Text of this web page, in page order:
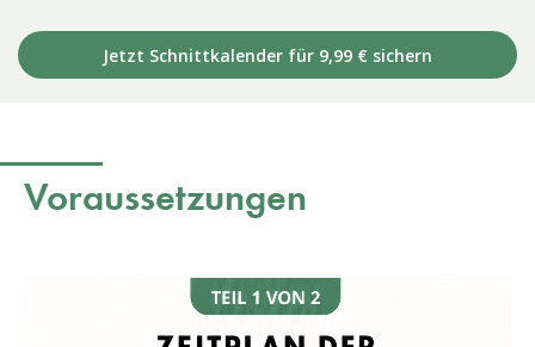
Jetzt Schnittkalender für 9,99 € sichern
Voraussetzungen